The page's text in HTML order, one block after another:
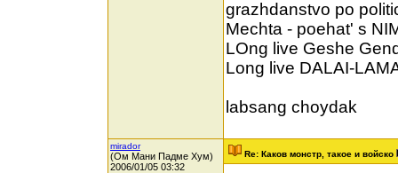
grazhdanstvo po
Mechta - poehat' s
LOng live Geshe
Long live DALAI-
labsang choydak
mirador
(Ом Мани Падме Хум)
2006/01/05 03:32
Re: Каков монстр, такое и войско